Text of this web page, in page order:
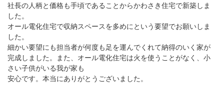
社長の人柄と価格も手頃であることからかわさき住宅で新築しま
した。
オール電化住宅で収納スペースを多めにという要望でお願いしま
した。
細かい要望にも担当者が何度も足を運んでくれて納得のいく家が
完成しました。また、オール電化住宅は火を使うことがなく、小
さい子供がいる我が家も
安心です。本当にありがとうございました。